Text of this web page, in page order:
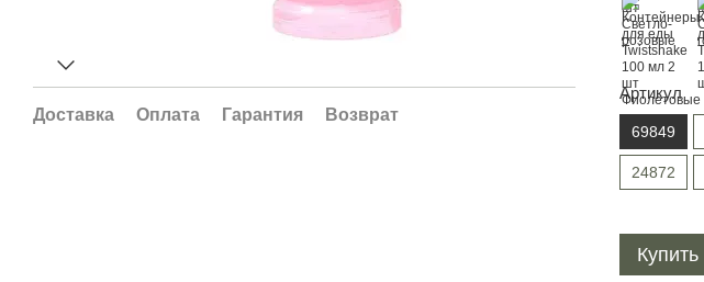
Доставка Оплата Гарантия Возврат
Артикул
69849
24872
Купить